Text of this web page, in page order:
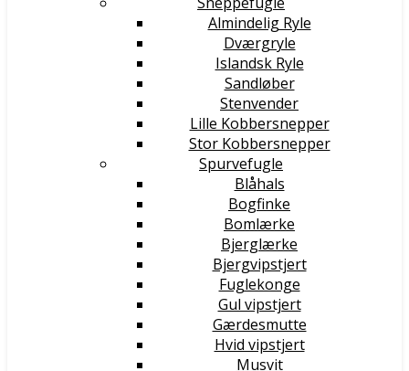
Almindelig Ryle
Dværgryle
Islandsk Ryle
Sandløber
Stenvender
Lille Kobbersnepper
Stor Kobbersnepper
Spurvefugle
Blåhals
Bogfinke
Bomlærke
Bjerglærke
Bjergvipstjert
Fuglekonge
Gul vipstjert
Gærdesmutte
Hvid vipstjert
Musvit